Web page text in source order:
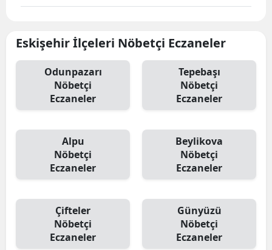
Eskişehir İlçeleri Nöbetçi Eczaneler
Odunpazarı
Nöbetçi
Eczaneler
Tepebaşı
Nöbetçi
Eczaneler
Alpu
Nöbetçi
Eczaneler
Beylikova
Nöbetçi
Eczaneler
Çifteler
Nöbetçi
Eczaneler
Günyüzü
Nöbetçi
Eczaneler